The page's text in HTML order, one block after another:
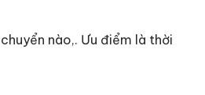
nào,. Ưu điểm là thời